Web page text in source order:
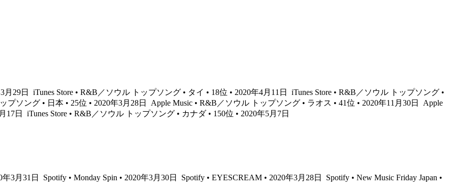
月29日 iTunes Store • R&B／ソウル トップソング • タイ • 18位 • 2020年4月11日
iTunes Store • R&B／ソウル トップソング •
プソング • 日本 • 25位 • 2020年3月28日
Apple Music • R&B／ソウル トップソング • ラオス • 41位 • 2020年11月30日
Apple
17日
iTunes Store • R&B／ソウル トップソング • カナダ • 150位 • 2020年5月7日
3月31日 Spotify • Monday Spin • 2020年3月30日 Spotify • EYESCREAM • 2020年3月28日 Spotify • New Music Friday Japan •